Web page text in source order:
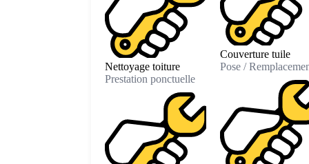
Nettoyage toiture
Prestation ponctuelle
Couverture tuile
Pose /